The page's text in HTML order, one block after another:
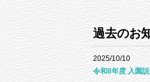
過去のお
2025/10/10
令和8年度 入園